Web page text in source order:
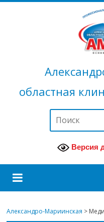
областная
Версия
Александро-Мариинская >